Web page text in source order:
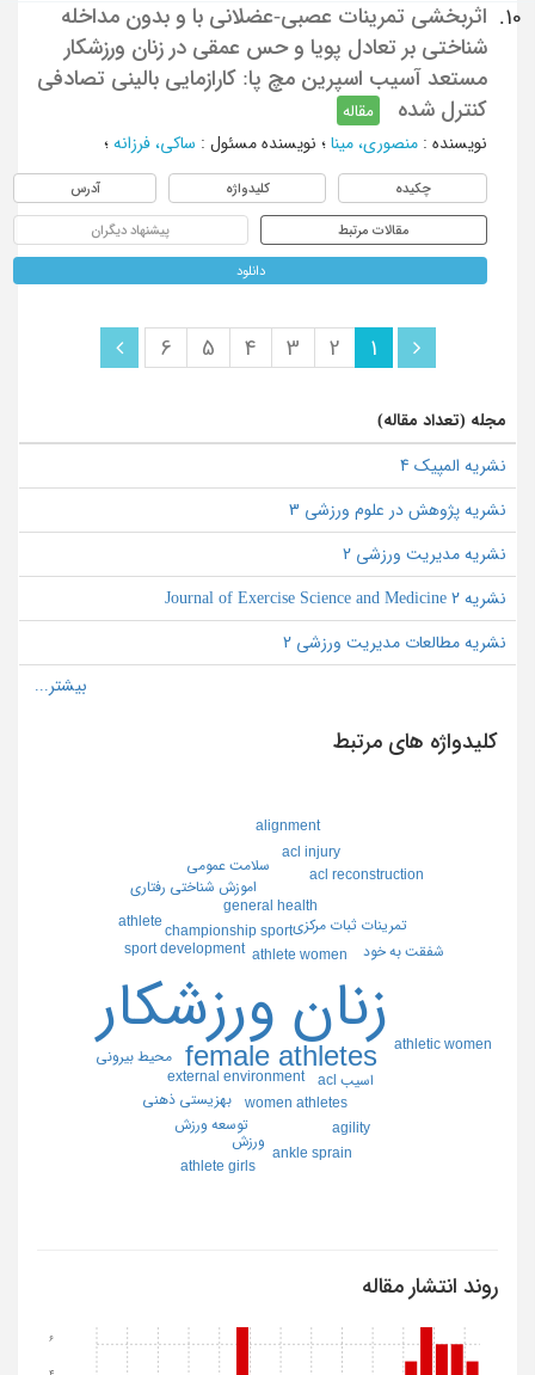
10.
اثربخشی تمرینات عصبی-عضلانی با و بدون مداخله
شناختی بر تعادل پویا و حس عمقی در زنان ورزشکار
مستعد آسیب اسپرین مچ پا: کارازمایی بالینی تصادفی
کنترل شده
مقاله
نویسنده: منصوری، مینا؛ نویسنده مسئول : ساکی، فرزانه؛
چکیده کلیدواژه آدرس
مقالات مرتبط پیشنهاد دیگران
دانلود
1
2
3
4
5
6
مجله (تعداد مقاله)
نشریه المپیک 4
نشریه پژوهش در علوم ورزشی 3
نشریه مدیریت ورزشی 2
نشریه Journal of Exercise Science and Medicine 2
نشریه مطالعات مدیریت ورزشی 2
کلیدواژه های مرتبط
زنان ورزشكار
female athletes
athlete women
championship sport
external environment
general health
sport development
women athletes
اسيب acl
اموزش شناختي رفتاري
بهزيستي ذهني
تمرينات ثبات مركزي
توسعه ورزش
سلامت عمومي
شفقت به خود
محيط بيروني
ورزش
acl injury
acl reconstruction
agility
alignment
ankle sprain
athlete
athlete girls
athletic women
روند انتشار مقاله